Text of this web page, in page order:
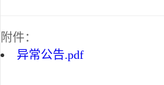
附件：
异常公告.pdf